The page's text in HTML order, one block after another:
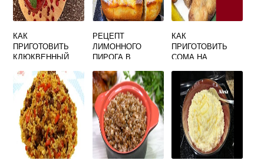
КАК
ПРИГОТОВИТЬ
КЛЮКВЕННЫЙ
РЕЦЕПТ
ЛИМОННОГО
ПИРОГА В
ПРОСТОЙ И
ВКУСНЫЙ
КАК
ПРИГОТОВИТЬ
СОМА НА
ВКУСНО В
ДОМАШНИХ
УСЛОВИЯХ